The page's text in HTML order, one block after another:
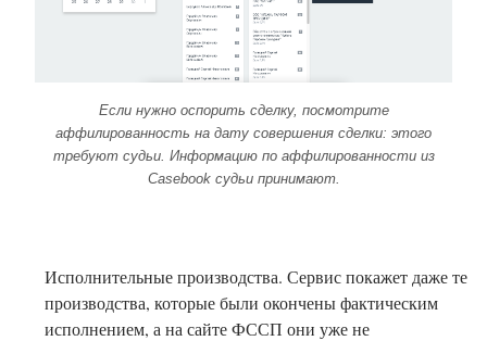
Если нужно оспорить сделку, посмотрите
аффилированность на дату совершения сделки: этого
требуют судьи. Информацию по аффилированности из
Casebook судьи принимают.
Исполнительные производства. Сервис покажет даже те
производства, которые были окончены фактическим
исполнением, а на сайте ФССП они уже не